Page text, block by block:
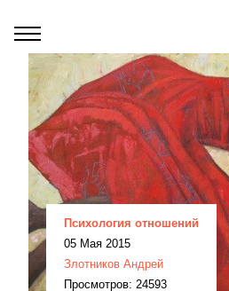
Психология отношений
05 Мая 2015
Злотников Андрей
Просмотров: 24593